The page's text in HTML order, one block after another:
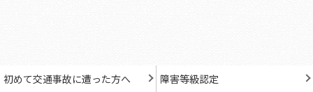
初めて交通事故に遭った方へ 障害等級認定